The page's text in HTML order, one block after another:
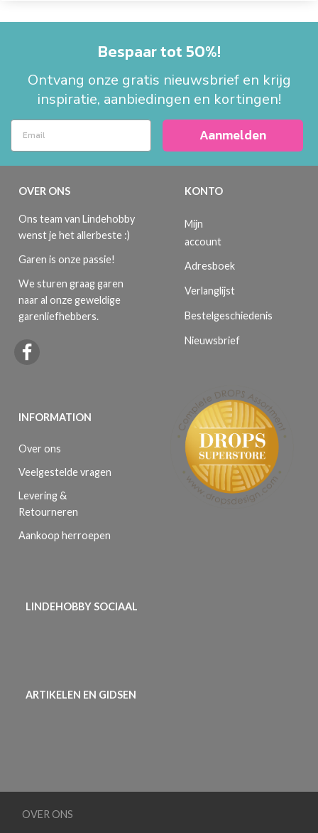
Bespaar tot 50%!
Ontvang onze gratis nieuwsbrief en krijg
inspiratie, aanbiedingen en kortingen!
Aanmelden
OVER ONS
Ons team van Lindehobby
wenst je het allerbeste :)
Garen is onze passie!
We sturen graag garen
naar al onze geweldige
garenliefhebbers.
INFORMATION
Over ons
Veelgestelde vragen
Levering &
Retourneren
Aankoop herroepen
KONTO
Mijn
account
Adresboek
Verlanglijst
Bestelgeschiedenis
Nieuwsbrief
LINDEHOBBY SOCIAAL
ARTIKELEN EN GIDSEN
OVER ONS